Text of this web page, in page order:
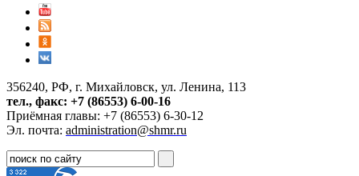
356240, РФ, г. Михайловск, ул. Ленина, 113
тел., факс: +7 (86553) 6-00-16
Приёмная главы: +7 (86553) 6-30-12
Эл. почта: administration@shmr.ru